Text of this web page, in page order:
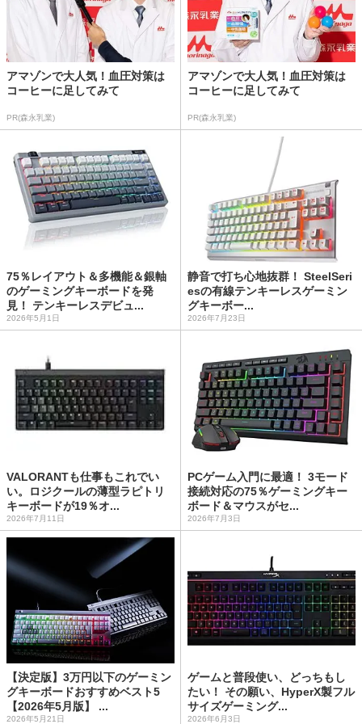
アマゾンで大人気！血圧対策は
コーヒーに足してみて
PR(森永乳業)
アマゾンで大人気！血圧対策は
コーヒーに足してみて
PR(森永乳業)
75％レイアウト＆多機能＆銀軸
のゲーミングキーボードを発
見！ テンキーレスデビュ...
2026年5月1日
静音で打ち心地抜群！ SteelSeri
esの有線テンキーレスゲーミン
グキーボー...
2026年7月23日
VALORANTも仕事もこれでい
い。ロジクールの薄型ラピトリ
キーボードが19％オ...
2026年7月11日
PCゲーム入門に最適！ 3モード
接続対応の75％ゲーミングキー
ボード＆マウスがセ...
2026年7月3日
【決定版】3万円以下のゲーミン
グキーボードおすすめベスト5
【2026年5月版】 ...
2026年5月21日
ゲームと普段使い、どっちもし
たい！ その願い、HyperX製フル
サイズゲーミング...
2026年6月3日